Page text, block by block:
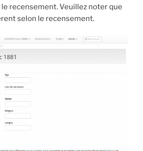
recensement. Veuillez noter que
selon le recensement.